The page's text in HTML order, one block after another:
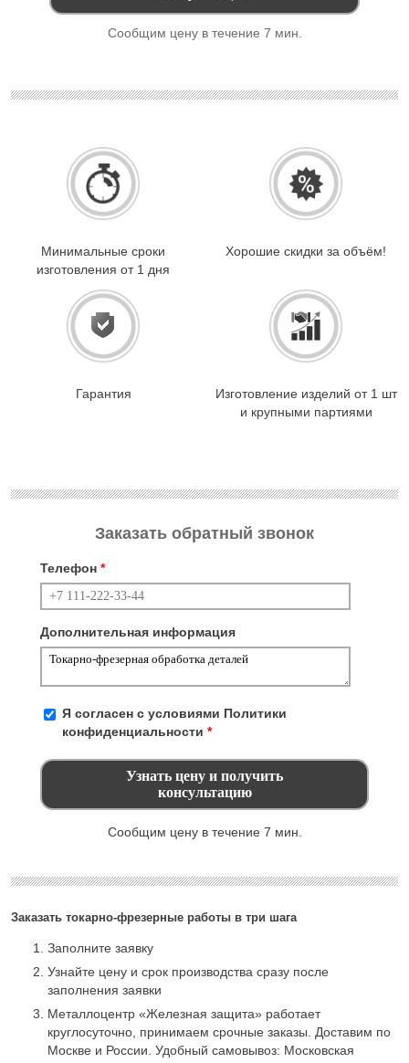
Сообщим цену в течение 7 мин.
Минимальные сроки
изготовления от 1 дня
Хорошие скидки за объём!
Гарантия
Изготовление изделий от 1 шт
и крупными партиями
Заказать токарно-фрезерные работы в три шага
Заполните заявку
Узнайте цену и срок производства сразу после
заполнения заявки
Металлоцентр «Железная защита» работает
круглосуточно, принимаем срочные заказы. Доставим по
Москве и России. Удобный самовывоз: Московская
Заказать обратный звонок
Телефон *
Дополнительная информация
Я согласен с условиями Политики
конфиденциальности *
Сообщим цену в течение 7 мин.